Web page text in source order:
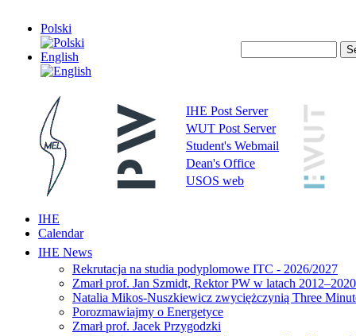
Polski
English
IHE Post Server
WUT Post Server
Student's Webmail
Dean's Office
USOS web
IHE
Calendar
IHE News
Rekrutacja na studia podyplomowe ITC - 2026/2027
Zmarł prof. Jan Szmidt, Rektor PW w latach 2012–2020
Natalia Mikos-Nuszkiewicz zwyciężczynią Three
Porozmawiajmy o Energetyce
Zmarł prof. Jacek Przygodzki